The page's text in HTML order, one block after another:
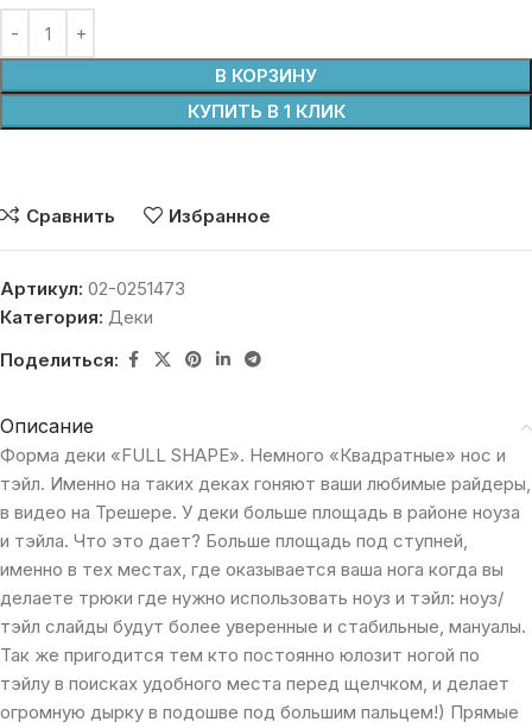
В КОРЗИНУ
КУПИТЬ В 1 КЛИК
Сравнить Избранное
Артикул: 02-0251473
Категория: Деки
Поделиться:
Описание
Форма деки «FULL SHAPE». Немного «Квадратные» нос и
тэйл. Именно на таких деках гоняют ваши любимые райдеры,
в видео на Трешере. У деки больше площадь в районе ноуза
и тэйла. Что это дает? Больше площадь под ступней,
именно в тех местах, где оказывается ваша нога когда вы
делаете трюки где нужно использовать ноуз и тэйл: ноуз/
тэйл слайды будут более уверенные и стабильные, мануалы.
Так же пригодится тем кто постоянно юлозит ногой по
тэйлу в поисках удобного места перед щелчком, и делает
огромную дырку в подошве под большим пальцем!) Прямые